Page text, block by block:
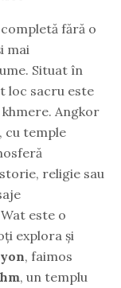
fără o
mai
Situat în
loc sacru este
Angkor
cu temple
religie sau
este o
explora și
, faimos
, un templu